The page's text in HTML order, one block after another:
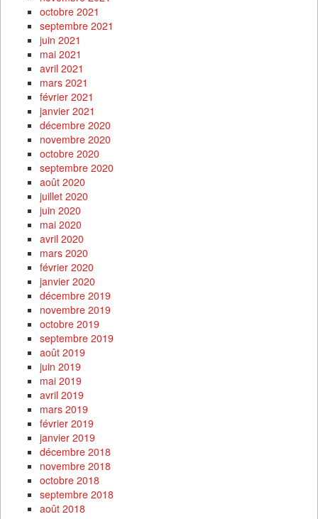
octobre 2021
septembre 2021
juin 2021
mai 2021
avril 2021
mars 2021
février 2021
janvier 2021
décembre 2020
novembre 2020
octobre 2020
septembre 2020
août 2020
juillet 2020
juin 2020
mai 2020
avril 2020
mars 2020
février 2020
janvier 2020
décembre 2019
novembre 2019
octobre 2019
septembre 2019
août 2019
juin 2019
mai 2019
avril 2019
mars 2019
février 2019
janvier 2019
décembre 2018
novembre 2018
octobre 2018
septembre 2018
août 2018